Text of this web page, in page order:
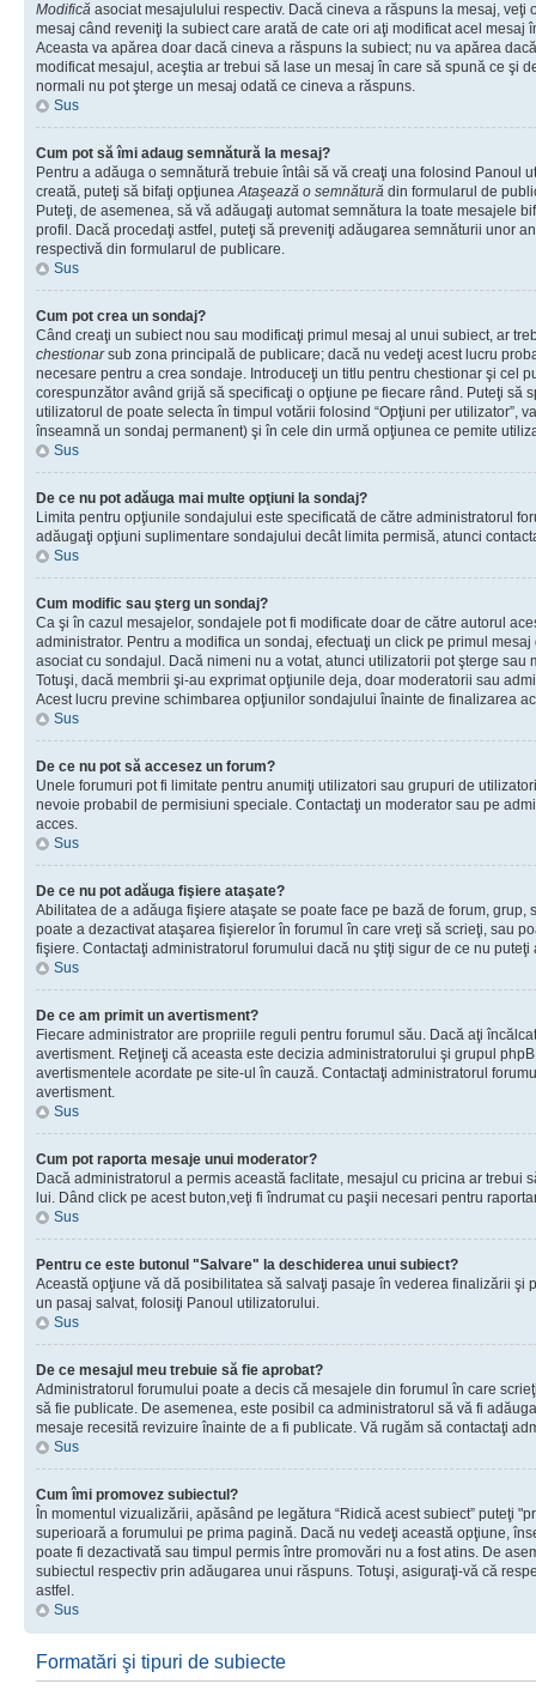
Modifică asociat mesajulului respectiv. Dacă cineva a răspuns la mesaj, veţi
mesaj când reveniţi la subiect care arată de cate ori aţi modificat acel mesaj
Aceasta va apărea doar dacă cineva a răspuns la subiect; nu va apărea
modificat mesajul, aceştia ar trebui să lase un mesaj în care să spună ce şi
normali nu pot şterge un mesaj odată ce cineva a răspuns.
Sus
Cum pot să îmi adaug semnătură la mesaj?
Pentru a adăuga o semnătură trebuie întâi să vă creaţi una folosind Panoul
creată, puteţi să bifaţi opţiuneaAtaşează o semnătură din formularul de
Puteţi, de asemenea, să vă adăugaţi automat semnătura la toate mesajele
profil. Dacă procedaţi astfel, puteţi să preveniţi adăugarea semnăturii unor
respectivă din formularul de publicare.
Sus
Cum pot crea un sondaj?
Când creaţi un subiect nou sau modificaţi primul mesaj al unui subiect, ar
chestionarsub zona principală de publicare; dacă nu vedeţi acest lucru
necesare pentru a crea sondaje. Introduceţi un titlu pentru chestionar şi cel
corespunzător având grijă să specificaţi o opţiune pe fiecare rând. Puteţi să
utilizatorul de poate selecta în timpul votării folosind “Opţiuni per utilizator”,
înseamnă un sondaj permanent) şi în cele din urmă opţiunea ce pemite
Sus
De ce nu pot adăuga mai multe opţiuni la sondaj?
Limita pentru opţiunile sondajului este specificată de către administratorul
adăugaţi opţiuni suplimentare sondajului decât limita permisă, atunci
Sus
Cum modific sau şterg un sondaj?
Ca şi în cazul mesajelor, sondajele pot fi modificate doar de către autorul
administrator. Pentru a modifica un sondaj, efectuaţi un click pe primul
asociat cu sondajul. Dacă nimeni nu a votat, atunci utilizatorii pot şterge
Totuşi, dacă membrii şi-au exprimat opţiunile deja, doar moderatorii sau
Acest lucru previne schimbarea opţiunilor sondajului înainte de finalizarea
Sus
De ce nu pot să accesez un forum?
Unele forumuri pot fi limitate pentru anumiţi utilizatori sau grupuri de
nevoie probabil de permisiuni speciale. Contactaţi un moderator sau pe
acces.
Sus
De ce nu pot adăuga fişiere ataşate?
Abilitatea de a adăuga fişiere ataşate se poate face pe bază de forum, grup,
poate a dezactivat ataşarea fişierelor în forumul în care vreţi să scrieţi, sau
fişiere. Contactaţi administratorul forumului dacă nu ştiţi sigur de ce nu
Sus
De ce am primit un avertisment?
Fiecare administrator are propriile reguli pentru forumul său. Dacă aţi
avertisment. Reţineţi că aceasta este decizia administratorului şi grupul
avertismentele acordate pe site-ul în cauză. Contactaţi administratorul
avertisment.
Sus
Cum pot raporta mesaje unui moderator?
Dacă administratorul a permis această faclitate, mesajul cu pricina ar trebui
lui. Dând click pe acest buton,veţi fi îndrumat cu paşii necesari pentru
Sus
Pentru ce este butonul "Salvare" la deschiderea unui subiect?
Această opţiune vă dă posibilitatea să salvaţi pasaje în vederea finalizării şi
un pasaj salvat, folosiţi Panoul utilizatorului.
Sus
De ce mesajul meu trebuie să fie aprobat?
Administratorul forumului poate a decis că mesajele din forumul în care
să fie publicate. De asemenea, este posibil ca administratorul să vă fi
mesaje recesită revizuire înainte de a fi publicate. Vă rugăm să contactaţi
Sus
Cum îmi promovez subiectul?
În momentul vizualizării, apăsând pe legătura “Ridică acest subiect” puteţi
superioară a forumului pe prima pagină. Dacă nu vedeţi această opţiune,
poate fi dezactivată sau timpul permis între promovări nu a fost atins. De
subiectul respectiv prin adăugarea unui răspuns. Totuşi, asiguraţi-vă că
astfel.
Sus
Formatări şi tipuri de subiecte